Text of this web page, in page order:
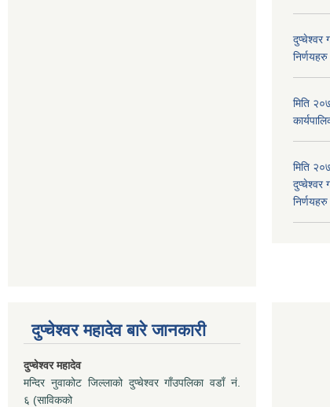
दुप्चेश्वर
निर्णयहरु
मिति
मिति
दुप्चेश्वर
निर्णयहरु
दुप्चेश्वर महादेव बारे जानकारी
दुप्चेश्वर महादेव
मन्दिर नुवाकोट जिल्लाको दुप्चेश्वर गाँउपलिका वडाँ नं.
६ (साविकको